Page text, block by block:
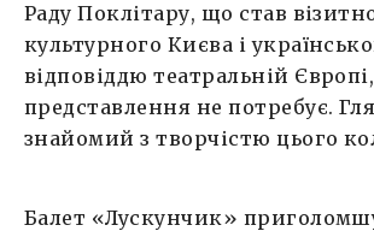
Раду Поклітару, що став
культурного Києва і
відповіддю театральній
представлення не потребує.
знайомий з творчістю цього
Балет «Лускунчик»